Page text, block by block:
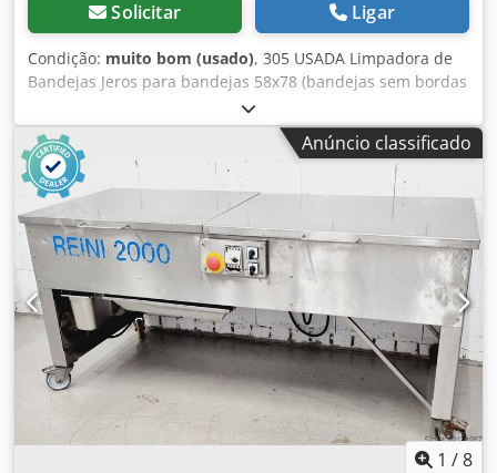
Solicitar Ligar
Condição: muito bom (usado), 305 USADA Limpadora de
Bandejas Jeros para bandejas 58x78 (bandejas sem bordas
ou com 2 bordas nos lados curtos) DADOS TÉCNICOS: -
potência: 1,5 kW DIMENSÕES EXTERNAS (em cm): - largura
útil: 78 Chodpfxsyi Eqlj Ad Sja O preço apresentado é
líquido. FALAMOS INGLÊS, ALEMÃO, FRANCÊS, RUSSO E
UCRANIANO.
Anúncio classificado
1 /8